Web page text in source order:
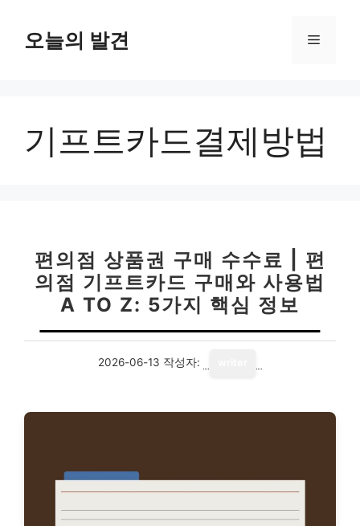
오늘의 발견 메
기프트카드결제방법
편의점 상품권 구매 수수료 | 편
의점 기프트카드 구매와 사용법
A TO Z: 5가지 핵심 정보
2026-06-13 작성자: